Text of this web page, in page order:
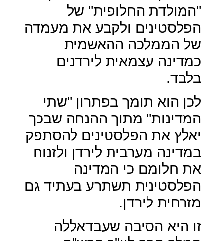
"המולדת החלופית" של
הפלסטינים ולקבע את מעמדה
של הממלכה ההאשמית
כמדינה עצמאית לירדנים
בלבד.
לכן הוא תומך בפתרון "שתי
המדינות" מתוך ההנחה שבכך
יאלץ את הפלסטינים להסתפק
במדינה מערבית לירדן ולזנוח
את חלומם כי המדינה
הפלסטינית תשתרע בעתיד גם
מזרחית לירדן.
זו היא הסיבה שעבדאללה